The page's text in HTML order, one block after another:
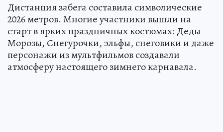
Дистанция забега составила символические
2026 метров. Многие участники вышли на
старт в ярких праздничных костюмах: Деды
Морозы, Снегурочки, эльфы, снеговики и даже
персонажи из мультфильмов создавали
атмосферу настоящего зимнего карнавала.